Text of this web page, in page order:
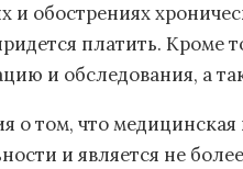
и обострениях
платить. Кроме
и обследования, а
о том, что медицинская
и является не